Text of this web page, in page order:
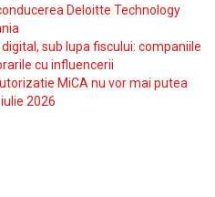
Deloitte Technology
sub lupa fiscului: companiile
cu influencerii
MiCA nu vor mai putea
2026